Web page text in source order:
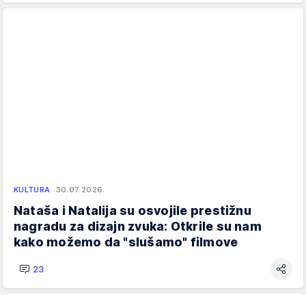
KULTURA 30.07.2026.
Nataša i Natalija su osvojile prestižnu
nagradu za dizajn zvuka: Otkrile su nam
kako možemo da "slušamo" filmove
23